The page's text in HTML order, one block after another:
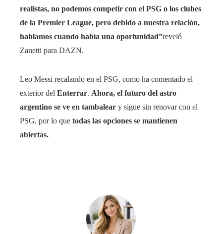
realistas, no podemos competir con el PSG o los clubes
de la Premier League, pero debido a nuestra relación,
hablamos cuando había una oportunidad”reveló
Zanetti para DAZN.
Leo Messi recalando en el PSG, como ha comentado el
exterior del Enterrar. Ahora, el futuro del astro
argentino se ve en tambalear y sigue sin renovar con el
PSG, por lo que todas las opciones se mantienen
abiertas.